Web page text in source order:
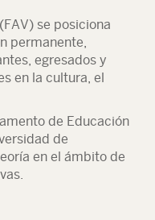
se posiciona
permanente,
egresados y
en la cultura, el
de Educación
de
en el ámbito de